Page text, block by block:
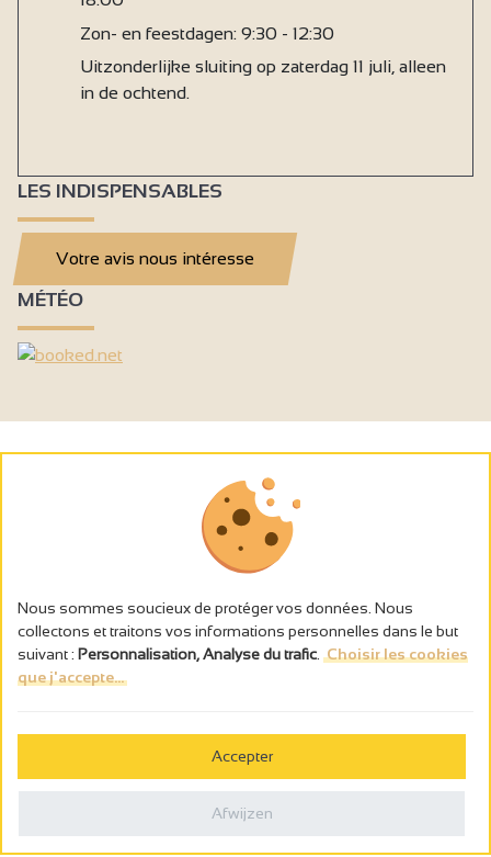
Zon- en feestdagen: 9:30 - 12:30
Uitzonderlijke sluiting op zaterdag 11 juli, alleen
in de ochtend.
LES INDISPENSABLES
Votre avis nous intéresse
MÉTÉO
L’abus d’alcool est dangereux pour la santé, à consommer avec
Politique de confidentialité
Nous sommes soucieux de protéger vos données. Nous
collectons et traitons vos informations personnelles dans le but
suivant : Personnalisation, Analyse du trafic Choisir les cookies
que j'accepte...
Accepter
Afwijzen